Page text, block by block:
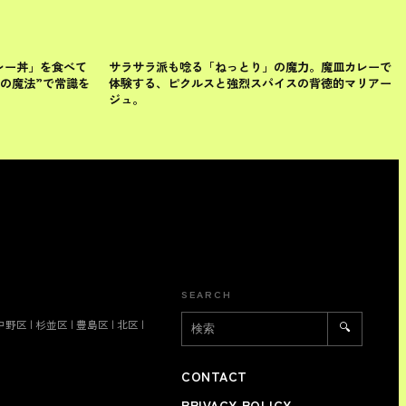
丼」を食べて
魔法”で常識を
目黒区
サラサラ派も唸る「ねっとり」の魔力。魔皿カレーで
体験する、ピクルスと強烈スパイスの背徳的マリアー
ジュ。
野区 | 杉並区 | 豊島区 | 北区 |
SEARCH
🔍
CONTACT